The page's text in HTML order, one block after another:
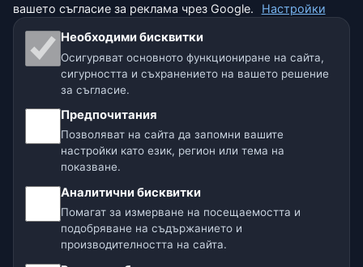
Отказ от отговорност
Помагаме на животните
Карта на сайта
Настройки
Нашите метео сайтове:
🇨🇿 Чехия 🇭🇷 Хърватия 🇧🇬 България
вашето съгласие за реклама чрез Google.
Настройки
Необходими бисквитки
Осигуряват основното функциониране на сайта,
сигурността и съхранението на вашето решение
за съгласие.
Предпочитания
Позволяват на сайта да запомни вашите
настройки като език, регион или тема на
показване.
Аналитични бисквитки
Помагат за измерване на посещаемостта и
подобряване на съдържанието и
производителността на сайта.